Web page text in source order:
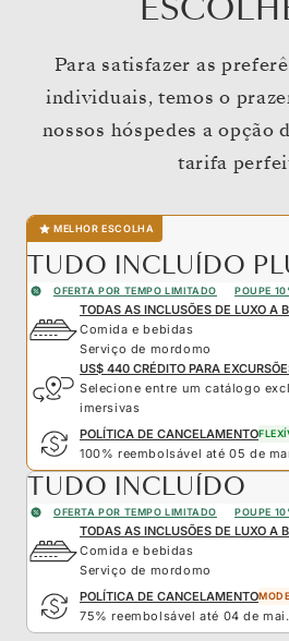
Para satisfazer as
individuais, temos o
nossos hóspedes a opção
tarifa
MELHOR ESCOLHA
TUDO INCLUÍDO
OFERTA POR TEMPO LIMITADO POUPE
TODAS AS INCLUSÕES DE LUXO A
Comida e bebidas
Serviço de mordomo
US$ 440 CRÉDITO PARA
Selecione entre um catálogo
imersivas
POLÍTICA DE CANCELAMENTO
100% reembolsável até 05 de
TUDO INCLUÍDO
OFERTA POR TEMPO LIMITADO POUPE
TODAS AS INCLUSÕES DE LUXO A
Comida e bebidas
Serviço de mordomo
POLÍTICA DE CANCELAMENTO
75% reembolsável até 04 de